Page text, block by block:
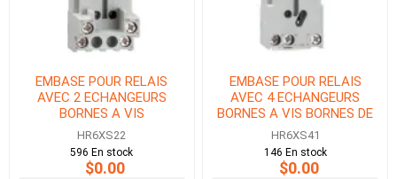
EMBASE POUR RELAIS
AVEC 2 ECHANGEURS
BORNES A VIS
HR6XS22
596 En stock
$0.00
EMBASE POUR RELAIS
AVEC 4 ECHANGEURS
BORNES A VIS BORNES DE
CONTACT TOUTES EN
HAUT
HR6XS41
146 En stock
$0.00